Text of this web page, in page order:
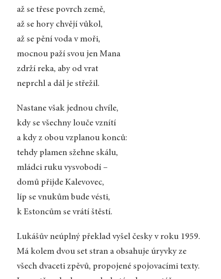
až se třese povrch země,
až se hory chvějí vůkol,
až se pění voda v moři,
mocnou paží svou jen Mana
zdrží reka, aby od vrat
neprchl a dál je střežil.
Nastane však jednou chvíle,
kdy se všechny louče vznítí
a kdy z obou vzplanou konců:
tehdy plamen sžehne skálu,
mládci ruku vysvobodí –
domů přijde Kalevovec,
líp se vnukům bude vésti,
k Estoncům se vrátí štěstí.
Lukášův neúplný překlad vyšel česky v roku 1959.
Má kolem dvou set stran a obsahuje úryvky ze
všech dvaceti zpěvů, propojené spojovacími texty.